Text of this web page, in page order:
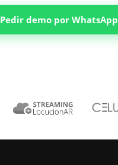
Pedir demo por WhatsApp